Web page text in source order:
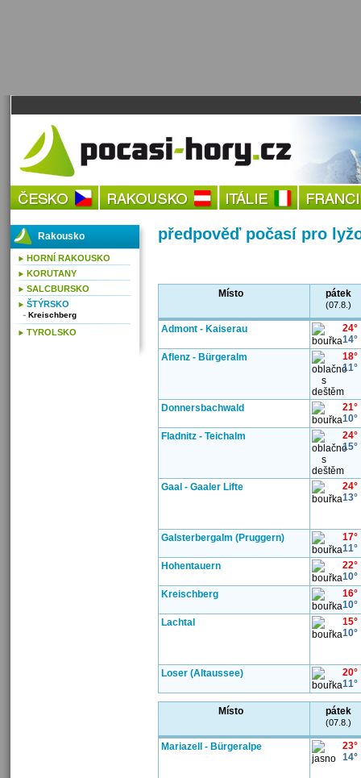
předpověď počasí pro
Místo pátek
(07.8.)
Admont - Kaiserau
24°
14°
Aflenz - Bürgeralm
18°
11°
Donnersbachwald
21°
10°
Fladnitz - Teichalm
24°
15°
Gaal - Gaaler Lifte
24°
13°
Galsterbergalm (Pruggern)
17°
11°
Hohentauern
22°
10°
Kreischberg
16°
10°
Lachtal
15°
10°
Loser (Altaussee)
20°
11°
Místo pátek
(07.8.)
Mariazell - Bürgeralpe
23°
14°
Rakousko
HORNÍ RAKOUSKO
KORUTANY
SALCBURSKO
ŠTÝRSKO
Kreischberg
TYROLSKO